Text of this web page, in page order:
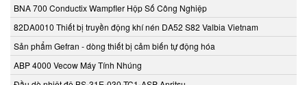
Bei Sensor
Bently Nevada
Bernstein
Berthold
Beta Vietnam
BNA 700 Conductix Wampfler Hộp Số Công Nghiệp
82DA0010 Thiết bị truyền động khí nén DA52 S82 Valbia Vietnam
Sản phẩm Gefran - dòng thiết bị cảm biến tự động hóa
ABP 4000 Vecow Máy Tính Nhúng